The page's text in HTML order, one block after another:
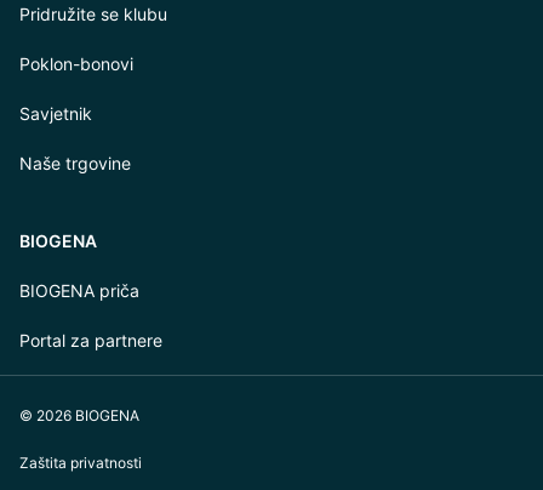
Pridružite se klubu
Poklon-bonovi
Savjetnik
Naše trgovine
BIOGENA
BIOGENA priča
Portal za partnere
© 2026 BIOGENA
Zaštita privatnosti